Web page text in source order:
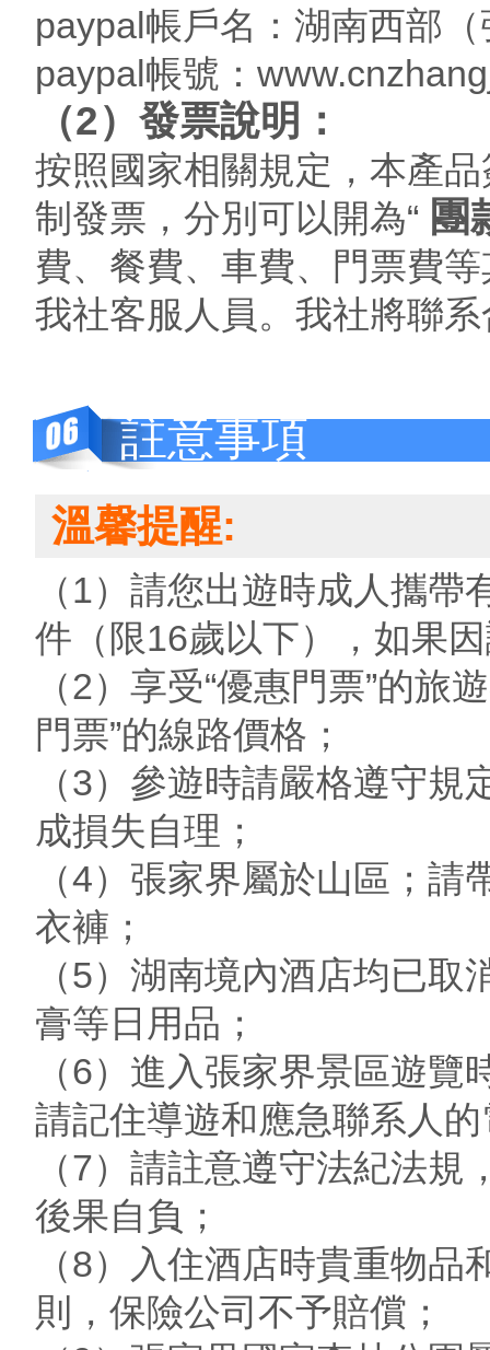
paypal帳戶名：湖南西部
paypal帳號：
（2）發票說明：
按照國家相關規定，本產
制發票，分別可以開為“ 團
費、餐費、車費、門票費
我社客服人員。我社將聯
註意事項
溫馨提醒:
（1）請您出遊時成人攜
件（限16歲以下），如果
（2）享受“優惠門票”的旅
門票”的線路價格；
（3）參遊時請嚴格遵守
成損失自理；
（4）張家界屬於山區；
衣褲；
（5）湖南境內酒店均已
膏等日用品；
（6）進入張家界景區遊
請記住導遊和應急聯系人
（7）請註意遵守法紀法
後果自負；
（8）入住酒店時貴重物
則，保險公司不予賠償；